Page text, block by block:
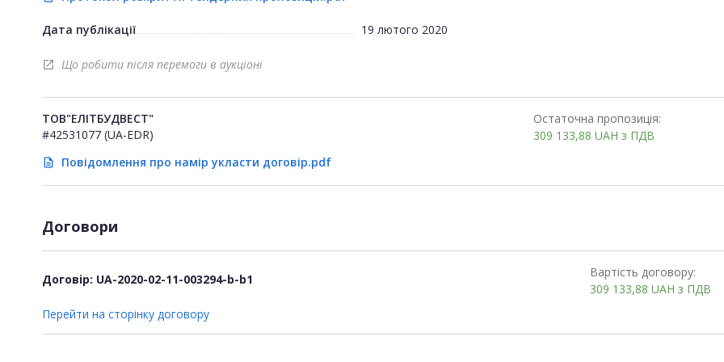
Дата публікації 19 лютого 2020
open_in_new Що робити після перемоги в аукціоні
ТОВ"ЕЛІТБУДВЕСТ"
#42531077 (UA-EDR)
description Повідомлення про намір укласти договір.pdf
Остаточна пропозиція:
309 133,88 UAH з ПДВ
Договори
Договір: UA-2020-02-11-003294-b-b1
Вартість договору:
309 133,88 UAH з ПДВ
Перейти на сторінку договору